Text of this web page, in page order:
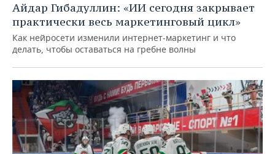
Айдар Гибадуллин: «ИИ сегодня закрывает
практически весь маркетинговый цикл»
Как нейросети изменили интернет-маркетинг и что
делать, чтобы оставаться на гребне волны